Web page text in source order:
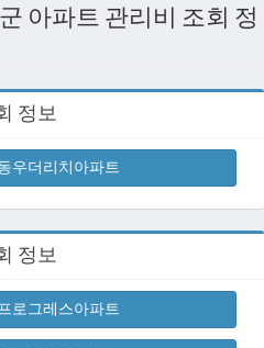
아파트 관리비 조회 정
정보
우더리치아파트
정보
로그레스아파트